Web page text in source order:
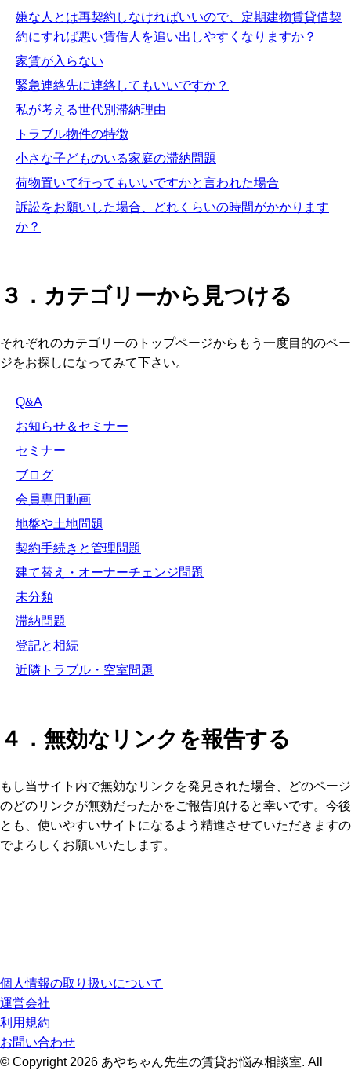
嫌な人とは再契約しなければいいので、定期建物賃貸借契
約にすれば悪い賃借人を追い出しやすくなりますか？
家賃が入らない
緊急連絡先に連絡してもいいですか？
私が考える世代別滞納理由
トラブル物件の特徴
小さな子どものいる家庭の滞納問題
荷物置いて行ってもいいですかと言われた場合
訴訟をお願いした場合、どれくらいの時間がかかります
か？
３．カテゴリーから見つける
それぞれのカテゴリーのトップページからもう一度目的のペー
ジをお探しになってみて下さい。
Q&A
お知らせ＆セミナー
セミナー
ブログ
会員専用動画
地盤や土地問題
契約手続きと管理問題
建て替え・オーナーチェンジ問題
未分類
滞納問題
登記と相続
近隣トラブル・空室問題
４．無効なリンクを報告する
もし当サイト内で無効なリンクを発見された場合、どのページ
のどのリンクが無効だったかをご報告頂けると幸いです。今後
とも、使いやすいサイトになるよう精進させていただきますの
でよろしくお願いいたします。
個人情報の取り扱いについて
運営会社
利用規約
お問い合わせ
© Copyright 2026 あやちゃん先生の賃貸お悩み相談室. All